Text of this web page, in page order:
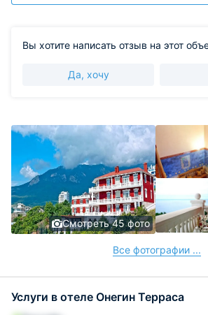
Вы хотите написать отзыв на этот
Да, хочу
Смотреть 45 фото
Все фотографии ...
Услуги в отеле Онегин Терраса